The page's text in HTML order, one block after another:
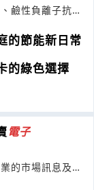
鹼性負離子抗菌
的節能新日常
的綠色選擇
電子
的市場訊息及分